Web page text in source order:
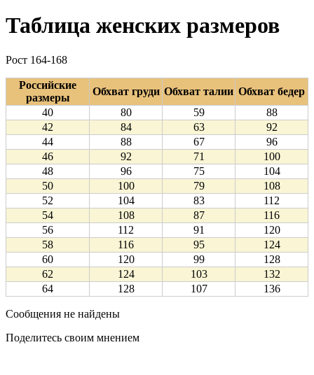
Таблица женских размеров
Рост 164-168
Российские
размеры
Обхват груди Обхват талии Обхват бедер
40
80 59
88
42
84 63
92
44
88 67
96
46
92 71
100
48
96 75
104
50
100 79
108
52
104 83
112
54
108 87
116
56
112 91
120
58
116 95
124
60
120 99
128
62
124 103
132
64
128 107 136
Сообщения не найдены
Поделитесь своим мнением